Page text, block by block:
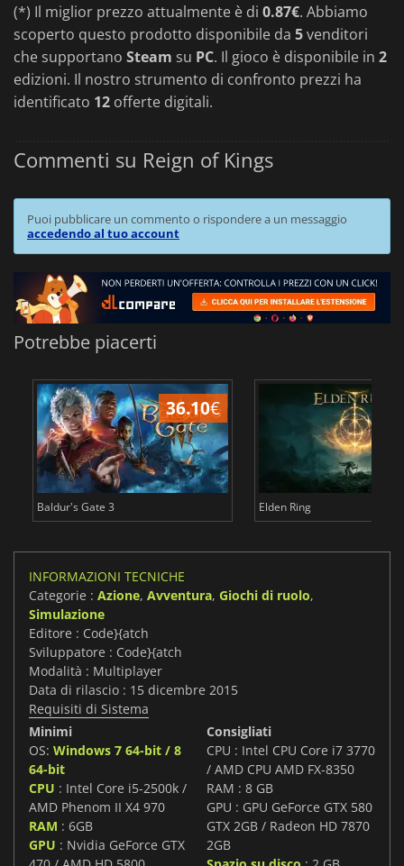
(*) Il miglior prezzo attualmente è di 0.87€. Abbiamo
scoperto questo prodotto disponibile da 5venditori
che supportano Steam su PC. Il gioco è disponibile in 2
edizioni. Il nostro strumento di confronto prezzi ha
identificato 12 offerte digitali.
Commenti su Reign of Kings
Puoi pubblicare un commento o rispondere a un messaggio
accedendo al tuo account
Potrebbe piacerti
36.10€
Baldur's Gate 3 Elden Ring
INFORMAZIONI TECNICHE
Categorie : Azione, Avventura, Giochi di ruolo,
Simulazione
Editore : Code}{atch
Sviluppatore : Code}{atch
Modalità : Multiplayer
Data di rilascio : 15 dicembre 2015
Requisiti di Sistema
Minimi
OS: Windows 7 64-bit / 8
64-bit
CPU : Intel Core i5-2500k /
AMD Phenom II X4 970
RAM : 6GB
GPU : Nvidia GeForce GTX
Consigliati
CPU : Intel CPU Core i7 3770
/ AMD CPU AMD FX-8350
RAM : 8 GB
GPU : GPU GeForce GTX 580
GTX 2GB / Radeon HD 7870
2GB